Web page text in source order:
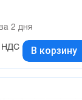
2 дня
НДС В корзину